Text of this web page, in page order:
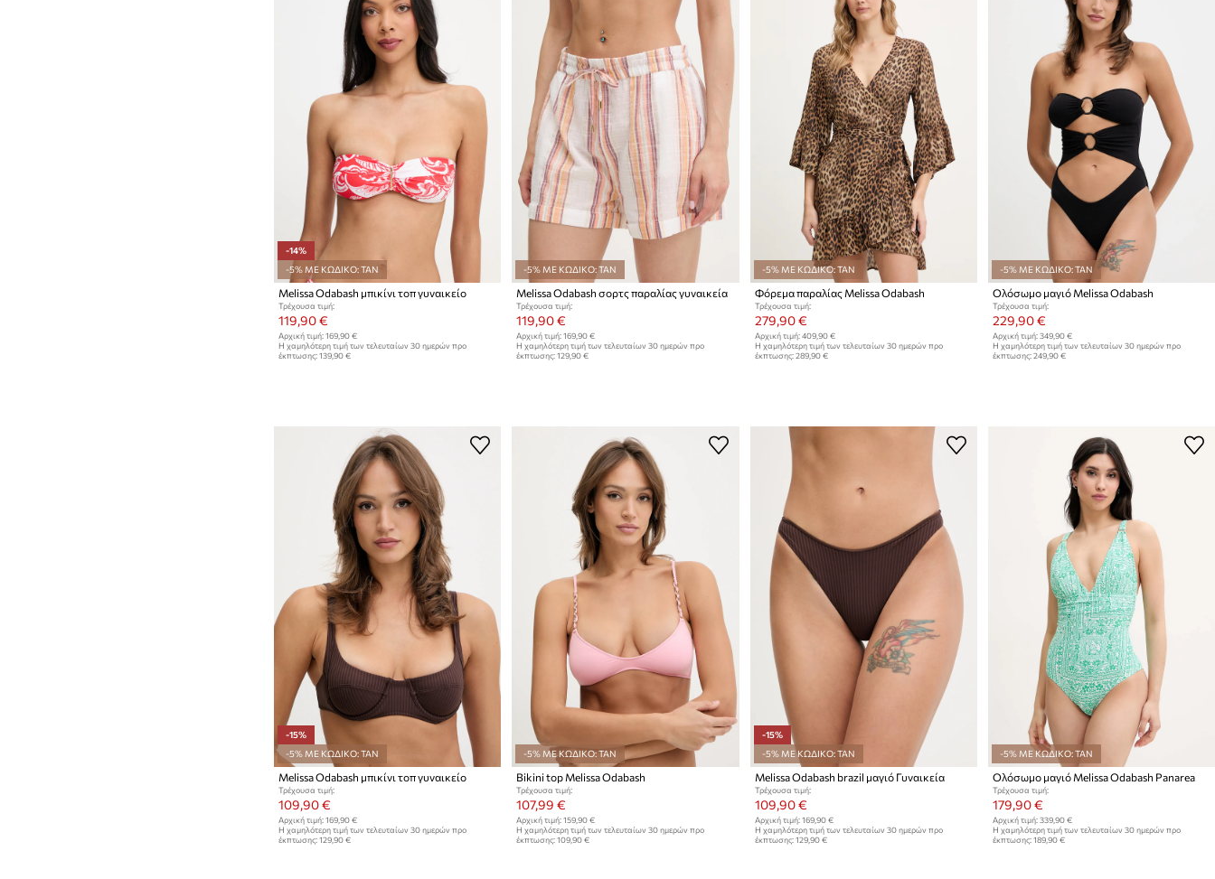
-14%
-5% ΜΕ ΚΩΔΙΚΟ: TAN
Melissa Odabash μπικίνι τοπ γυναικείο
Τρέχουσα τιμή:
119,90 €
Αρχική τιμή: 169,90 €
Η χαμηλότερη τιμή των τελευταίων 30 ημερών προ
έκπτωσης: 139,90 €
-5% ΜΕ ΚΩΔΙΚΟ: TAN
Melissa Odabash σορτς παραλίας γυναικεία
Τρέχουσα τιμή:
119,90 €
Αρχική τιμή: 169,90 €
Η χαμηλότερη τιμή των τελευταίων 30 ημερών προ
έκπτωσης: 129,90 €
-5% ΜΕ ΚΩΔΙΚΟ: TAN
Φόρεμα παραλίας Melissa Odabash
Τρέχουσα τιμή:
279,90 €
Αρχική τιμή: 409,90 €
Η χαμηλότερη τιμή των τελευταίων 30 ημερών προ
έκπτωσης: 289,90 €
-5% ΜΕ ΚΩΔΙΚΟ: TAN
Ολόσωμο μαγιό Melissa Odabash
Τρέχουσα τιμή:
229,90 €
Αρχική τιμή: 349,90 €
Η χαμηλότερη τιμή των τελευταίων 30 ημερών προ
έκπτωσης: 249,90 €
-15%
-5% ΜΕ ΚΩΔΙΚΟ: TAN
Melissa Odabash μπικίνι τοπ γυναικείο
Τρέχουσα τιμή:
109,90 €
Αρχική τιμή: 169,90 €
Η χαμηλότερη τιμή των τελευταίων 30 ημερών προ
έκπτωσης: 129,90 €
-5% ΜΕ ΚΩΔΙΚΟ: TAN
Bikini top Melissa Odabash
Τρέχουσα τιμή:
107,99 €
Αρχική τιμή: 159,90 €
Η χαμηλότερη τιμή των τελευταίων 30 ημερών προ
έκπτωσης: 109,90 €
-15%
-5% ΜΕ ΚΩΔΙΚΟ: TAN
Melissa Odabash brazil μαγιό Γυναικεία
Τρέχουσα τιμή:
109,90 €
Αρχική τιμή: 169,90 €
Η χαμηλότερη τιμή των τελευταίων 30 ημερών προ
έκπτωσης: 129,90 €
-5% ΜΕ ΚΩΔΙΚΟ: TAN
Ολόσωμο μαγιό Melissa Odabash Panarea
Τρέχουσα τιμή:
179,90 €
Αρχική τιμή: 339,90 €
Η χαμηλότερη τιμή των τελευταίων 30 ημερών προ
έκπτωσης: 189,90 €